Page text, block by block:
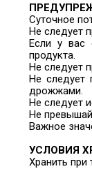
Суточное
Не следует
Если у вас
продукта.
Не следует
Не следует
дрожжами.
Не следует
Не
Важное
УСЛОВИЯ
Хранить при